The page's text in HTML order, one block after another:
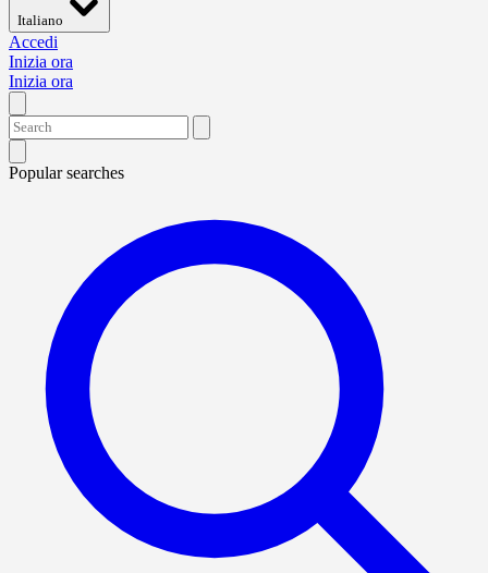
Italiano
Accedi
Inizia ora
Inizia ora
Popular searches